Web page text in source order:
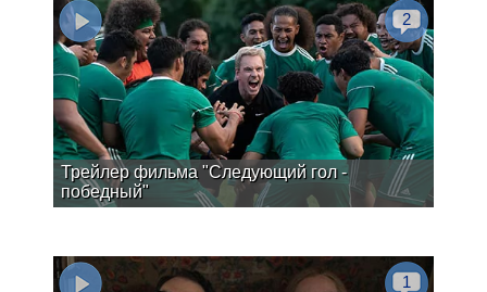
Трейлер фильма "Следующий гол -
победный"
2
1